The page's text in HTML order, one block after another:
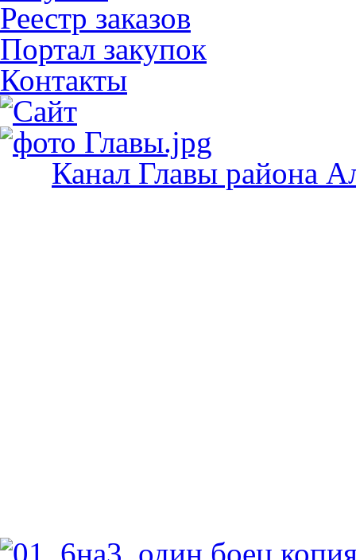
Реестр заказов
Портал закупок
Контакты
Канал Главы района